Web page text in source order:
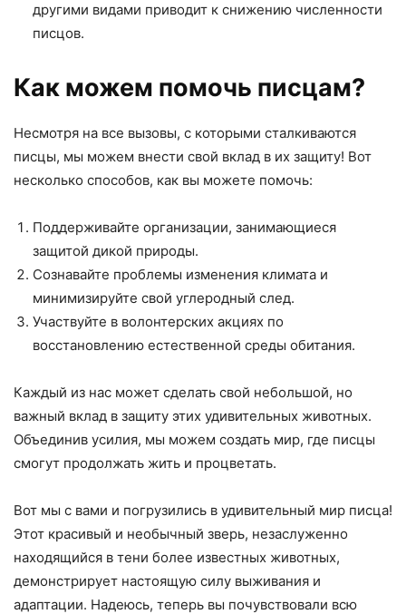
другими видами приводит к снижению численности
писцов.
Как можем помочь писцам?
Несмотря на все вызовы, с которыми сталкиваются
писцы, мы можем внести свой вклад в их защиту! Вот
несколько способов, как вы можете помочь:
Поддерживайте организации, занимающиеся
защитой дикой природы.
Сознавайте проблемы изменения климата и
минимизируйте свой углеродный след.
Участвуйте в волонтерских акциях по
восстановлению естественной среды обитания.
Каждый из нас может сделать свой небольшой, но
важный вклад в защиту этих удивительных животных.
Объединив усилия, мы можем создать мир, где писцы
смогут продолжать жить и процветать.
Вот мы с вами и погрузились в удивительный мир писца!
Этот красивый и необычный зверь, незаслуженно
находящийся в тени более известных животных,
демонстрирует настоящую силу выживания и
адаптации. Надеюсь, теперь вы почувствовали всю